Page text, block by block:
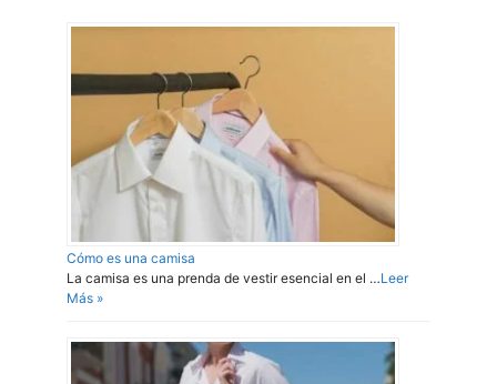
Cómo es una camisa
La camisa es una prenda de vestir esencial en el …Leer
Más »